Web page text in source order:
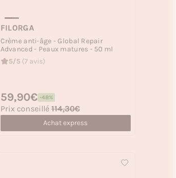
FILORGA
Crème anti-âge - Global Repair
Advanced - Peaux matures - 50 ml
5/5 (7 avis)
Prix soldé
59,90€ -48%
Prix habituel
Prix conseillé 114,30€
Achat express